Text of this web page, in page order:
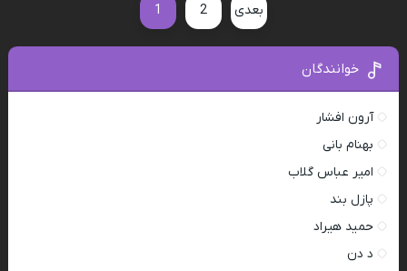
1 2 بعدی
خوانندگان
آرون افشار
بهنام بانی
امیر عباس گلاب
پازل بند
حمید هیراد
د دن